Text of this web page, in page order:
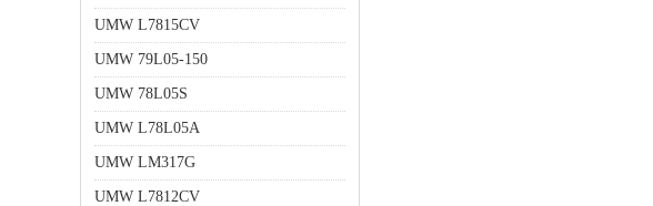
UMW L7815CV
UMW 79L05-150
UMW 78L05S
UMW L78L05A
UMW LM317G
UMW L7812CV